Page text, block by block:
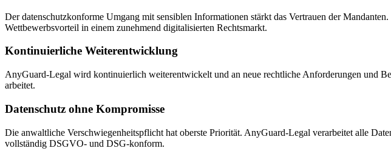
Der datenschutzkonforme Umgang mit sensiblen Informationen stärkt das Vertrauen der
Wettbewerbsvorteil in einem zunehmend digitalisierten Rechtsmarkt.
Kontinuierliche Weiterentwicklung
AnyGuard-Legal wird kontinuierlich weiterentwickelt und an neue rechtliche Anforderungen und
arbeitet.
Datenschutz ohne Kompromisse
Die anwaltliche Verschwiegenheitspflicht hat oberste Priorität. AnyGuard-Legal verarbeitet alle
vollständig DSGVO- und DSG-konform.